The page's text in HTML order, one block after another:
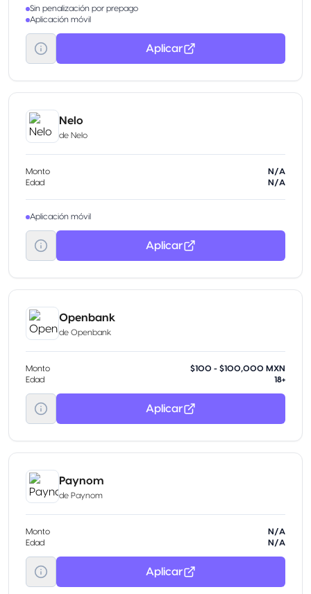
Sin penalización por prepago
Aplicación móvil
Aplicar
Nelo
de Nelo
Monto
N/A
Edad
N/A
Aplicación móvil
Aplicar
Openbank
de Openbank
Monto
$100 - $100,000 MXN
Edad
18+
Aplicar
Paynom
de Paynom
Monto
N/A
Edad
N/A
Aplicar